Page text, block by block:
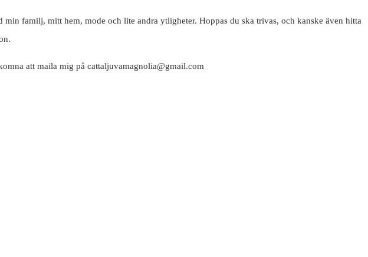
familj, mitt hem, mode och lite andra ytligheter. Hoppas du ska trivas, och kanske även hitta
att maila mig på cattaljuvamagnolia@gmail.com